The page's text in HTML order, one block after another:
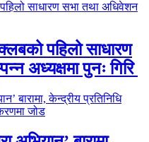
पहिलो साधारण
अध्यक्षमा पुनः गिरि